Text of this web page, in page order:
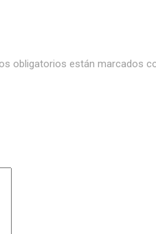
obligatorios están marcados